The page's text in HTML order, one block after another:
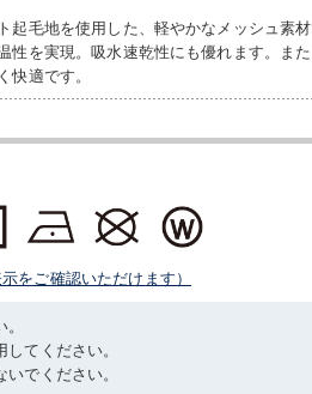
起毛地を使用した、軽やかなメッシュ素
性を実現。吸水速乾性にも優れます。ま
適です。
をご確認いただけます）
てください。
でください。